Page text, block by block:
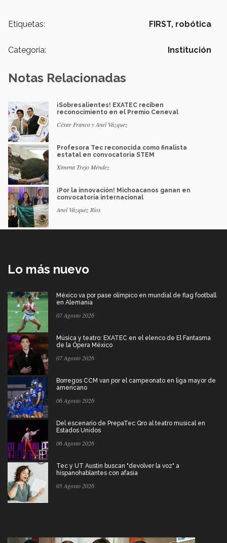
Etiquetas: FIRST, robótica
Categoría: Institución
Notas Relacionadas
¡Sobresalientes! EXATEC reciben
reconocimiento en el Premio Ceneval
César Franco y Anel Vázquez
Profesora Tec reconocida como finalista
estatal en convocatoria STEM
Ximena Trejo Méndez
¡Por la innovación! Michoacanos ganan en
convocatoria internacional
Anel Vázquez Ríos
Lo más nuevo
México va por pase olímpico en mundial de flag football
en Alemania
07 Agosto 2026
Música y teatro: EXATEC en el elenco de El Fantasma
de la Ópera México
07 Agosto 2026
Borregos CCM van por el campeonato en liga mayor de
americano
06 Agosto 2026
Del escenario de PrepaTec Qro al teatro musical en
Estados Unidos
06 Agosto 2026
Tec y UT Austin buscan "devolver la voz" a
hispanohablantes con afasia
05 Agosto 2026